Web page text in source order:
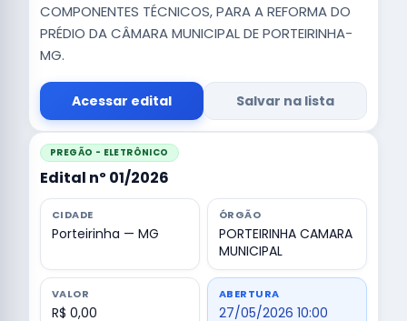
COMPONENTES TÉCNICOS, PARA A REFORMA DO
PRÉDIO DA CÂMARA MUNICIPAL DE PORTEIRINHA-
MG.
Acessar edital Salvar na lista
PREGÃO - ELETRÔNICO
Edital nº 01/2026
CIDADE
Porteirinha — MG
ÓRGÃO
PORTEIRINHA CAMARA
MUNICIPAL
VALOR
R$ 0,00
ABERTURA
27/05/2026 10:00